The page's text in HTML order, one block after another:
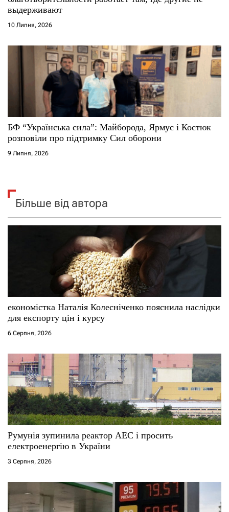
выдерживают
10 Липня, 2026
БФ “Українська сила”: Майборода, Ярмус і Костюк
розповіли про підтримку Сил оборони
9 Липня, 2026
Більше від автора
економістка Наталія Колесніченко пояснила наслідки
для експорту цін і курсу
6 Серпня, 2026
Румунія зупинила реактор АЕС і просить
електроенергію в України
3 Серпня, 2026